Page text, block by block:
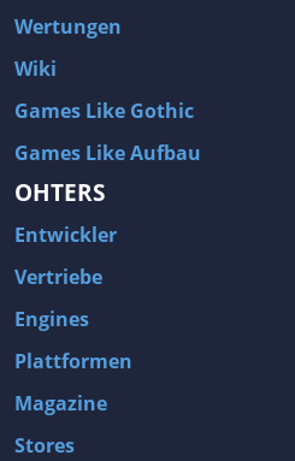
Wertungen
Wiki
Games Like Gothic
Games Like Aufbau
OHTERS
Entwickler
Vertriebe
Engines
Plattformen
Magazine
Stores